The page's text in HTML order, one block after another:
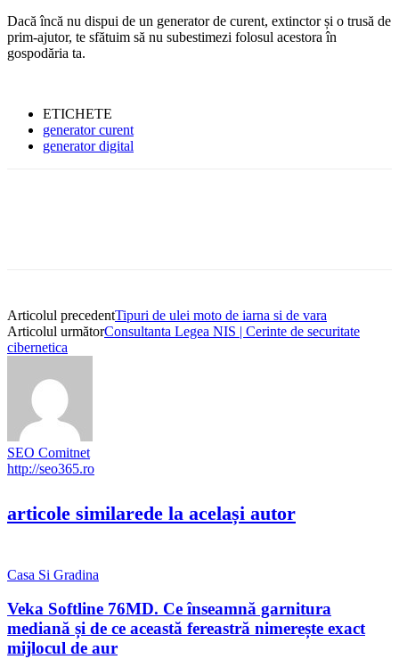
Dacă încă nu dispui de un generator de curent, extinctor și o trusă de
prim-ajutor, te sfătuim să nu subestimezi folosul acestora în
gospodăria ta.
ETICHETE
generator curent
generator digital
Articolul precedentTipuri de ulei moto de iarna si de vara
Articolul următorConsultanta Legea NIS | Cerinte de securitate
cibernetica
SEO Comitnet
http://seo365.ro
articole similarede la același autor
Casa Si Gradina
Veka Softline 76MD. Ce înseamnă garnitura
mediană și de ce această fereastră nimerește exact
mijlocul de aur